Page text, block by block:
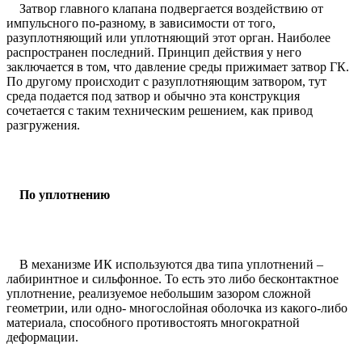
Затвор главного клапана подвергается воздействию от
импульсного по-разному, в зависимости от того,
разуплотняющий или уплотняющий этот орган. Наиболее
распространен последний. Принцип действия у него
заключается в том, что давление среды прижимает затвор ГК.
По другому происходит с разуплотняющим затвором, тут
среда подается под затвор и обычно эта конструкция
сочетается с таким техническим решением, как привод
разгружения.
По уплотнению
В механизме ИК используются два типа уплотнений –
лабиринтное и сильфонное. То есть это либо бесконтактное
уплотнение, реализуемое небольшим зазором сложной
геометрии, или одно- многослойная оболочка из какого-либо
материала, способного противостоять многократной
деформации.